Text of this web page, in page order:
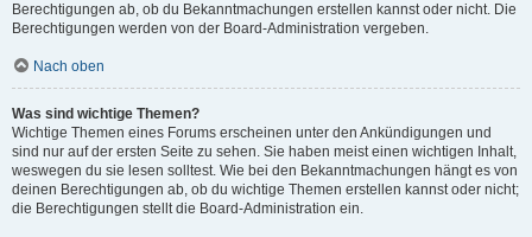
Berechtigungen ab, ob du Bekanntmachungen erstellen kannst oder nicht. Die
Berechtigungen werden von der Board-Administration vergeben.
Nach oben
Was sind wichtige Themen?
Wichtige Themen eines Forums erscheinen unter den Ankündigungen und
sind nur auf der ersten Seite zu sehen. Sie haben meist einen wichtigen Inhalt,
weswegen du sie lesen solltest. Wie bei den Bekanntmachungen hängt es von
deinen Berechtigungen ab, ob du wichtige Themen erstellen kannst oder nicht;
die Berechtigungen stellt die Board-Administration ein.